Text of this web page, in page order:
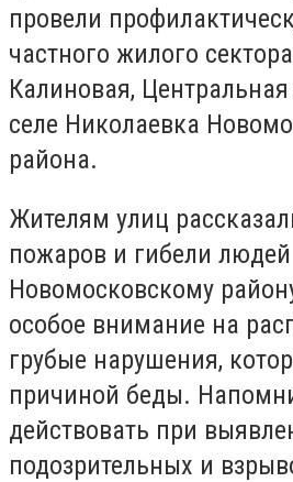
провели
частного жилого
Калиновая,
селе Николаевка
района.
Жителям улиц
пожаров и гибели
Новомосковскому
особое внимание на
грубые нарушения,
причиной беды.
действовать при
подозрительных и